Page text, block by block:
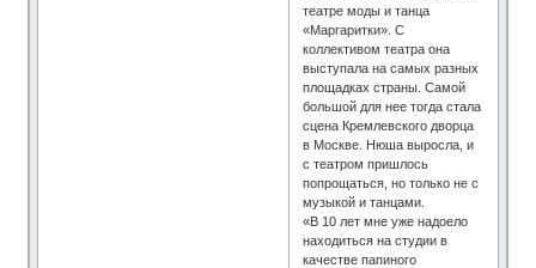
театре моды и танца
«Маргаритки». С
коллективом театра она
выступала на самых разных
площадках страны. Самой
большой для нее тогда стала
сцена Кремлевского дворца
в Москве. Нюша выросла, и
с театром пришлось
попрощаться, но только не с
музыкой и танцами.
«В 10 лет мне уже надоело
находиться на студии в
качестве папиного